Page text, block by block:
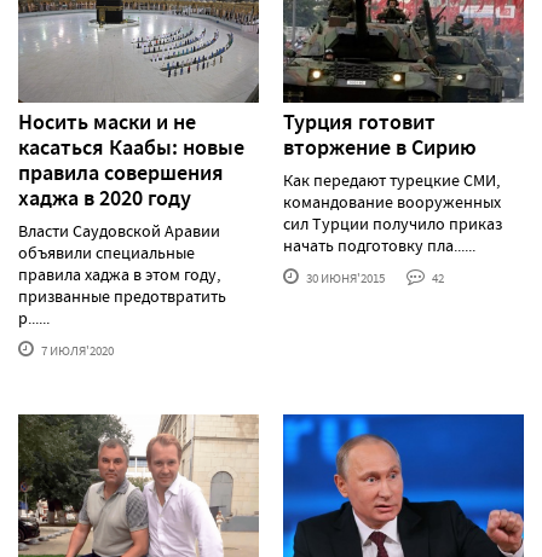
Носить маски и не
касаться Каабы: новые
правила совершения
хаджа в 2020 году
Власти Саудовской Аравии
объявили специальные
правила хаджа в этом году,
призванные предотвратить
р......
7 ИЮЛЯ'2020
Турция готовит
вторжение в Сирию
Как передают турецкие СМИ,
командование вооруженных
сил Турции получило приказ
начать подготовку пла......
30 ИЮНЯ'2015 42